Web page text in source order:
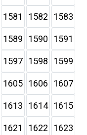
1581 1582 1583
1589 1590 1591
1597 1598 1599
1605 1606 1607
1613 1614 1615
1621 1622 1623